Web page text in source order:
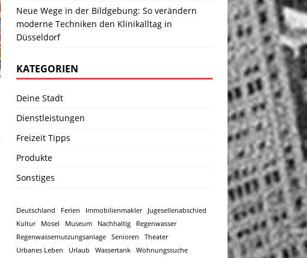
Neue Wege in der Bildgebung: So verändern
moderne Techniken den Klinikalltag in
Düsseldorf
KATEGORIEN
Deine Stadt
Dienstleistungen
Freizeit Tipps
Produkte
Sonstiges
Deutschland Ferien Immobilienmakler
Jugesellenabschied
Kultur
Mosel Museum Nachhaltig
Regenwasser
Regenwassernutzungsanlage
Senioren
Theater
Urbanes Leben
Urlaub Wassertank
Wohnungssuche